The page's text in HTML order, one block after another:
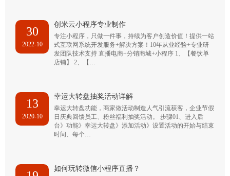
30
2022-10
创米云小程序专业制作
专注小程序，只做一件事，持续为客户创造价值！提供一站
式互联网系统开发服务+解决方案！10年从业经验+专业研
发团队技术支持 直播电商+分销商城+小程序 1、【餐饮单
店铺】 2、【…
13
2020-10
幸运大转盘抽奖活动详解
幸运大转盘功能，商家做活动制造人气引流获客，企业节假
日庆典回馈员工、粉丝福利抽奖活动。 步骤01、进入后
台》功能》幸运大转盘》添加活动》设置活动的开始与结束
时间、每个…
如何玩转微信小程序直播？